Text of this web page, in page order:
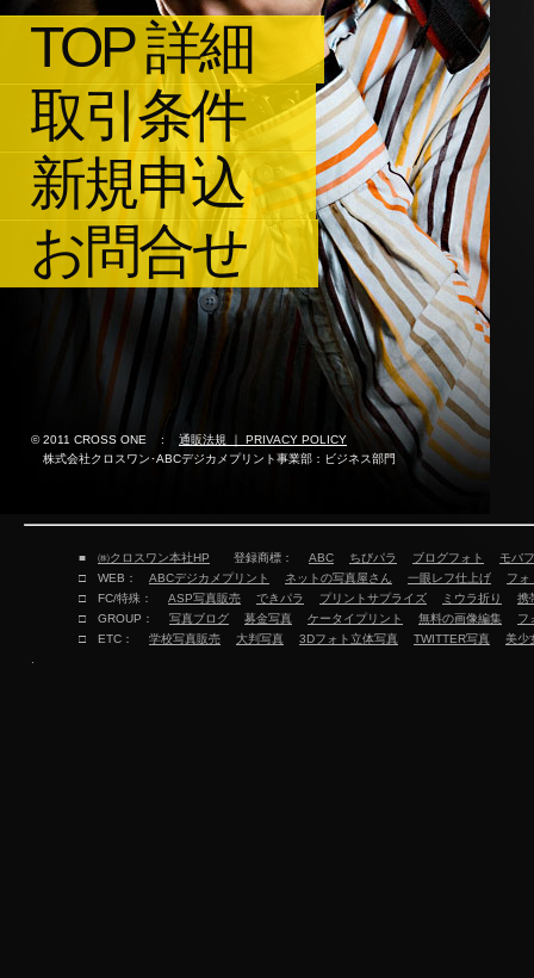
TOP 詳細
取引条件
新規申込
お問合せ
© 2011 CROSS ONE :
通販法規 ｜ PRIVACY POLICY
株式会社クロスワン･ABCデジカメプリント事業部：ビジネス部門
■ ㈱クロスワン本社HP 登録商標： ABC ちびパラ ブログフォト
モバ
□ WEB： ABCデジカメプリント ネットの写真屋さん 一眼レフ仕上げ
フォ
□ FC/特殊： ASP写真販売 できパラ プリントサプライズ ミウラ折り
携
□ GROUP： 写真ブログ 募金写真 ケータイプリント 無料の画像編集
フ
□ ETC： 学校写真販売 大判写真 3Dフォト立体写真 TWITTER写真
美少